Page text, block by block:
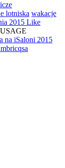
lotniska wakacje
2015 Like
na iSaloni 2015